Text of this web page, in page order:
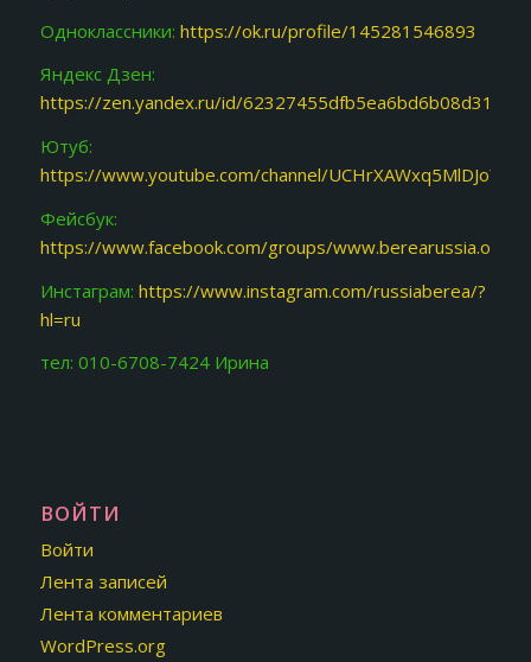
Одноклассники: https://ok.ru/profile/145281546893
Яндекс Дзен:
https://zen.yandex.ru/id/62327455dfb5ea6bd6b08d31
Ютуб:
https://www.youtube.com/channel/
Фейсбук:
https://www.facebook.com/groups/www.berearussia.org/
Инстаграм: https://www.instagram.com/russiaberea/?
hl=ru
тел: 010-6708-7424 Ирина
ВОЙТИ
Войти
Лента записей
Лента комментариев
WordPress.org